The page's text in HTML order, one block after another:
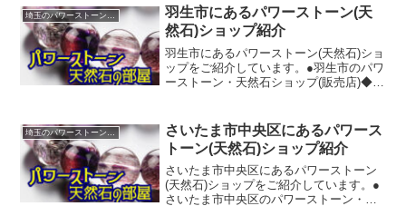
市緑区東浦和４丁目１－１６【ホームペ
ージ...
羽生市にあるパワーストーン(天
然石)ショップ紹介
羽生市にあるパワーストーン(天然石)ショ
ップをご紹介しています。●羽生市のパワ
ーストーン・天然石ショップ(販売店)◆ス
羽生市川崎２丁目２８１－３【ホームペ
ー...
さいたま市中央区にあるパワース
トーン(天然石)ショップ紹介
さいたま市中央区にあるパワーストーン
(天然石)ショップをご紹介しています。●
さいたま市中央区のパワーストーン・天